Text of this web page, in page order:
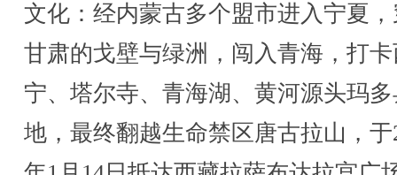
文化：经内蒙古多个盟市进入宁夏
甘肃的戈壁与绿洲，闯入青海，打
宁、塔尔寺、青海湖、黄河源头玛
地，最终翻越生命禁区唐古拉山，于